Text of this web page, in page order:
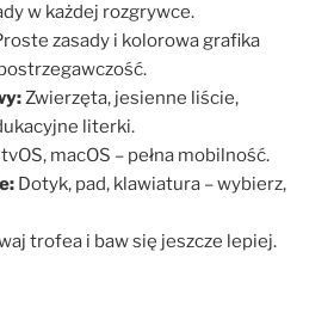
w każdej rozgrywce.
zasady i kolorowa grafika
Zwierzęta, jesienne liście,
literki.
tvOS, macOS – pełna mobilność.
Dotyk, pad, klawiatura – wybierz,
trofea i baw się jeszcze lepiej.